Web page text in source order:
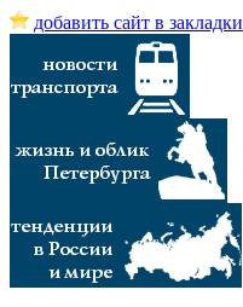
добавить сайт в закладки